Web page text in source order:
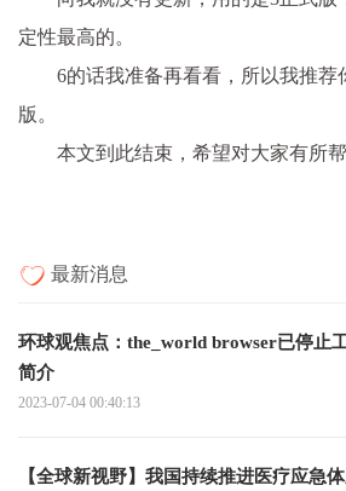
定性最高的。
6的话我准备再看看，所以我推荐
版。
本文到此结束，希望对大家有所帮
最新消息
环球观焦点：the_world browser已停止
简介
2023-07-04 00:40:13
【全球新视野】我国持续推进医疗应急